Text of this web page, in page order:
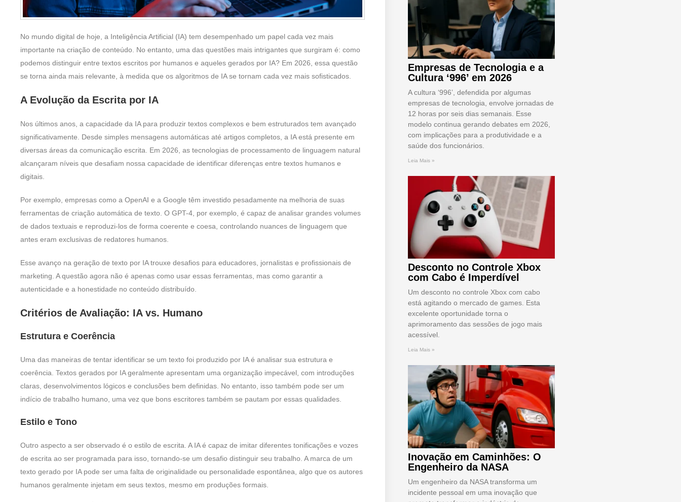
No mundo digital de hoje, a Inteligência Artificial (IA) tem desempenhado um papel cada vez mais
importante na criação de conteúdo. No entanto, uma das questões mais intrigantes que surgiram é: como
podemos distinguir entre textos escritos por humanos e aqueles gerados por IA? Em 2026, essa questão
se torna ainda mais relevante, à medida que os algoritmos de IA se tornam cada vez mais sofisticados.
A Evolução da Escrita por IA
Nos últimos anos, a capacidade da IA para produzir textos complexos e bem estruturados tem avançado
significativamente. Desde simples mensagens automáticas até artigos completos, a IA está presente em
diversas áreas da comunicação escrita. Em 2026, as tecnologias de processamento de linguagem natural
alcançaram níveis que desafiam nossa capacidade de identificar diferenças entre textos humanos e
digitais.
Por exemplo, empresas como a OpenAI e a Google têm investido pesadamente na melhoria de suas
ferramentas de criação automática de texto. O GPT-4, por exemplo, é capaz de analisar grandes volumes
de dados textuais e reproduzi-los de forma coerente e coesa, controlando nuances de linguagem que
antes eram exclusivas de redatores humanos.
Esse avanço na geração de texto por IA trouxe desafios para educadores, jornalistas e profissionais de
marketing. A questão agora não é apenas como usar essas ferramentas, mas como garantir a
autenticidade e a honestidade no conteúdo distribuído.
Critérios de Avaliação: IA vs. Humano
Estrutura e Coerência
Uma das maneiras de tentar identificar se um texto foi produzido por IA é analisar sua estrutura e
coerência. Textos gerados por IA geralmente apresentam uma organização impecável, com introduções
claras, desenvolvimentos lógicos e conclusões bem definidas. No entanto, isso também pode ser um
indício de trabalho humano, uma vez que bons escritores também se pautam por essas qualidades.
Estilo e Tono
Outro aspecto a ser observado é o estilo de escrita. A IA é capaz de imitar diferentes tonificações e vozes
de escrita ao ser programada para isso, tornando-se um desafio distinguir seu trabalho. A marca de um
texto gerado por IA pode ser uma falta de originalidade ou personalidade espontânea, algo que os autores
humanos geralmente injetam em seus textos, mesmo em produções formais.
Empresas de Tecnologia e a
Cultura ‘996’ em 2026
A cultura ‘996’, defendida por algumas
empresas de tecnologia, envolve jornadas de
12 horas por seis dias semanais. Esse
modelo continua gerando debates em 2026,
com implicações para a produtividade e a
saúde dos funcionários.
Leia Mais »
Desconto no Controle Xbox
com Cabo é Imperdível
Um desconto no controle Xbox com cabo
está agitando o mercado de games. Esta
excelente oportunidade torna o
aprimoramento das sessões de jogo mais
acessível.
Leia Mais »
Inovação em Caminhões: O
Engenheiro da NASA
Um engenheiro da NASA transforma um
incidente pessoal em uma inovação que